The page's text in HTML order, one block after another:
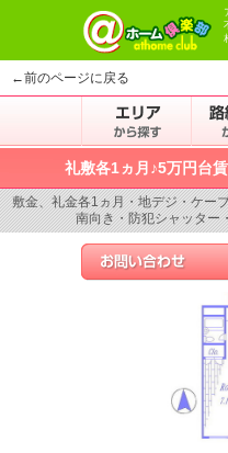
←前のページに戻る
礼敷各1ヵ月♪5万円台
敷金、礼金各1ヵ月・地デジ・ケー
南向き・防犯シャッタ